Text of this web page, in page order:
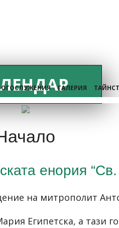
ГАЛЕРИЯ
енория
на митрополит
Египетска, а тази